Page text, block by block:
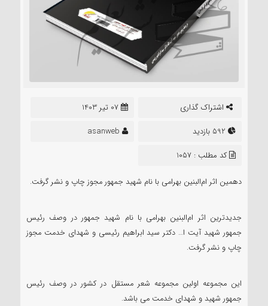
اشتراک گذاری
07 تیر 1403
asanweb
کد مطلب : 1057
دهمین اثر ام‌البنین بهرامی با نام شهید جمهور مجوز چاپ و نشر گرفت.
جدیدترین اثر ام‌البنین بهرامی با نام شهید جمهور در وصف رئیس
جمهور شهید آیت ا… دکتر سید ابراهیم رئیسی و شهدای خدمت مجوز
چاپ و نشر گرفت.
این مجموعه اولین مجموعه شعر مستقل در کشور در وصف رئیس
جمهور شهید و شهدای خدمت می باشد.